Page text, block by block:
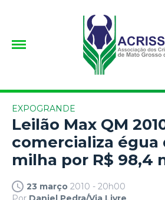
EXPOGRANDE
Leilão Max QM
comercializa égua
milha por R$ 98,4
23 março 2010 - 20h00